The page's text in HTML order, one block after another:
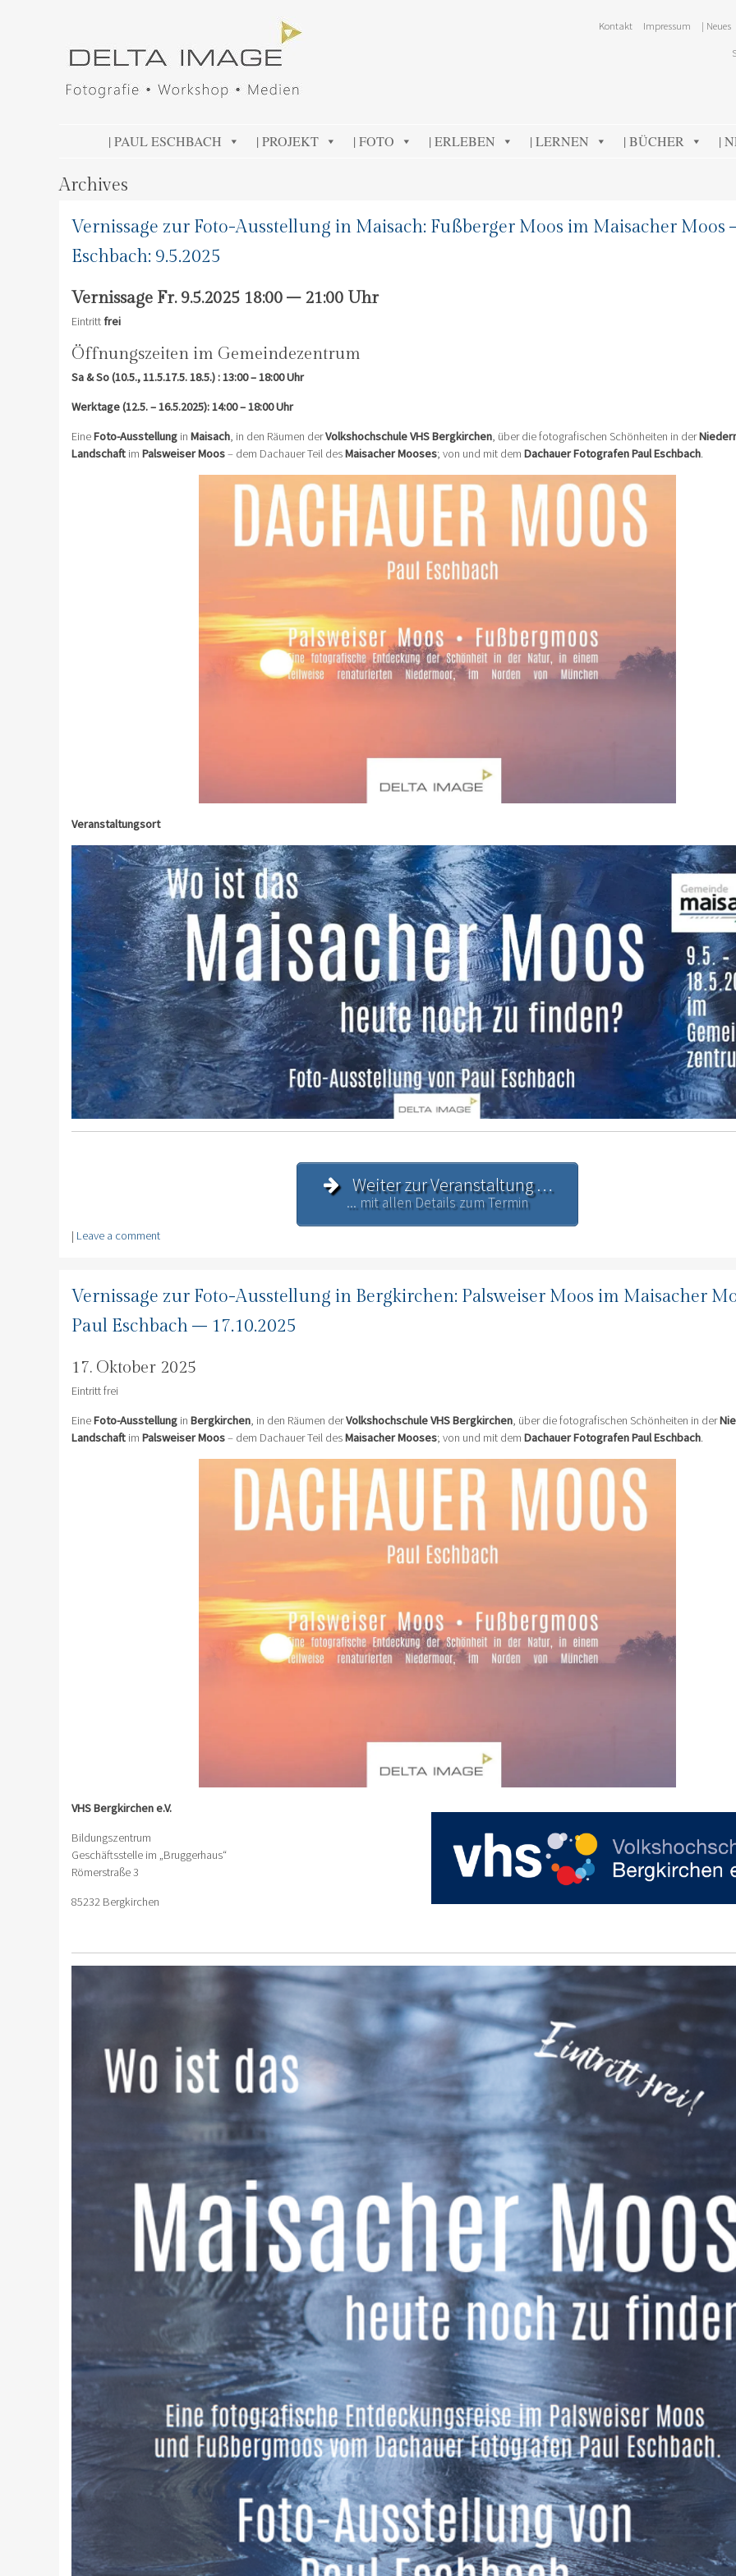
Kontakt Impressum | Neues
SKIP TO CONTENT
| PAUL ESCHBACH | PROJEKT | FOTO | ERLEBEN | LERNEN | BÜCHER |
Archives
Vernissage zur Foto-Ausstellung in Maisach: Fußberger Moos im Maisacher Moos
Eschbach: 9.5.2025
Vernissage Fr. 9.5.2025 18:00 – 21:00 Uhr
Eintrittfrei
Öffnungszeiten im Gemeindezentrum
Sa & So (10.5., 11.5.17.5. 18.5.) : 13:00 – 18:00 Uhr
Werktage (12.5. – 16.5.2025): 14:00 – 18:00 Uhr
EineFoto-Ausstellung in Maisach, in den Räumen derVolkshochschule VHS Bergkirchen, über die fotografischen Schönheiten in der
Landschaft im Palsweiser Moos– dem Dachauer Teil desMaisacher Mooses; von und mit dem Dachauer Fotografen Paul Eschbach.
Veranstaltungsort
Weiter zur Veranstaltung …
... mit allen Details zum Termin
| Leave a comment
Vernissage zur Foto-Ausstellung in Bergkirchen: Palsweiser Moos im Maisacher
Paul Eschbach – 17.10.2025
17. Oktober 2025
Eintritt frei
EineFoto-Ausstellung in Bergkirchen, in den Räumen derVolkshochschule VHS Bergkirchen, über die fotografischen Schönheiten in der
Landschaft im Palsweiser Moos– dem Dachauer Teil desMaisacher Mooses; von und mit dem Dachauer Fotografen Paul Eschbach.
VHS Bergkirchen e.V.
Bildungszentrum
Geschäftsstelle im „Bruggerhaus“
Römerstraße 3
85232 Bergkirchen